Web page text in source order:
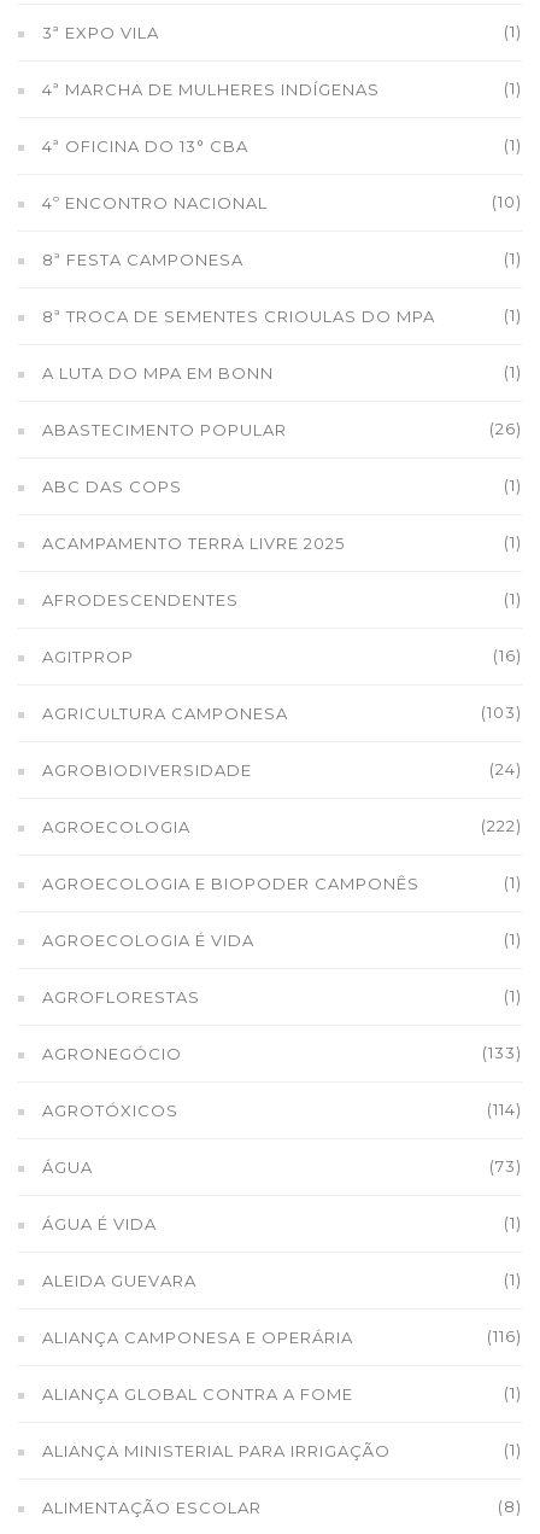
3ª EXPO VILA (1)
4ª MARCHA DE MULHERES INDÍGENAS (1)
4ª OFICINA DO 13° CBA (1)
4º ENCONTRO NACIONAL (10)
8ª FESTA CAMPONESA (1)
8ª TROCA DE SEMENTES CRIOULAS DO MPA (1)
A LUTA DO MPA EM BONN (1)
ABASTECIMENTO POPULAR (26)
ABC DAS COPS (1)
ACAMPAMENTO TERRA LIVRE 2025 (1)
AFRODESCENDENTES (1)
AGITPROP (16)
AGRICULTURA CAMPONESA (103)
AGROBIODIVERSIDADE (24)
AGROECOLOGIA (222)
AGROECOLOGIA E BIOPODER CAMPONÊS (1)
AGROECOLOGIA É VIDA (1)
AGROFLORESTAS (1)
AGRONEGÓCIO (133)
AGROTÓXICOS (114)
ÁGUA (73)
ÁGUA É VIDA (1)
ALEIDA GUEVARA (1)
ALIANÇA CAMPONESA E OPERÁRIA (116)
ALIANÇA GLOBAL CONTRA A FOME (1)
ALIANÇA MINISTERIAL PARA IRRIGAÇÃO (1)
ALIMENTAÇÃO ESCOLAR (8)